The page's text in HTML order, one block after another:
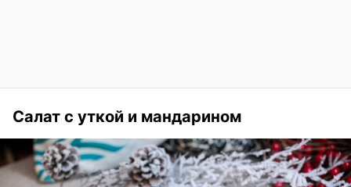
Салат с уткой и мандарином